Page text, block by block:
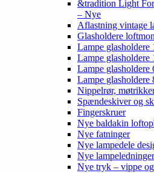
&tradition Light
– Nye
Aflastning vintage
Glasholdere
Lampe glasholdere
Lampe glasholdere
Lampe glasholdere
Lampe glasholdere
Nippelrør,
Spændeskiver og
Fingerskruer
Nye baldakin
Nye fatninger
Nye lampedele
Nye lampeledninger
Nye tryk – vippe